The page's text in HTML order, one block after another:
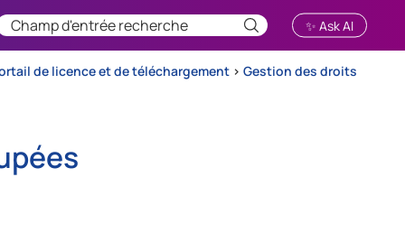
✨ Ask AI
de licence et de téléchargement > Gestion des droits